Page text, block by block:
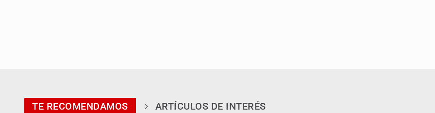
TE RECOMENDAMOS ARTÍCULOS DE INTERÉS